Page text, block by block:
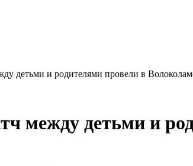
детьми и родителями провели в
между детьми и